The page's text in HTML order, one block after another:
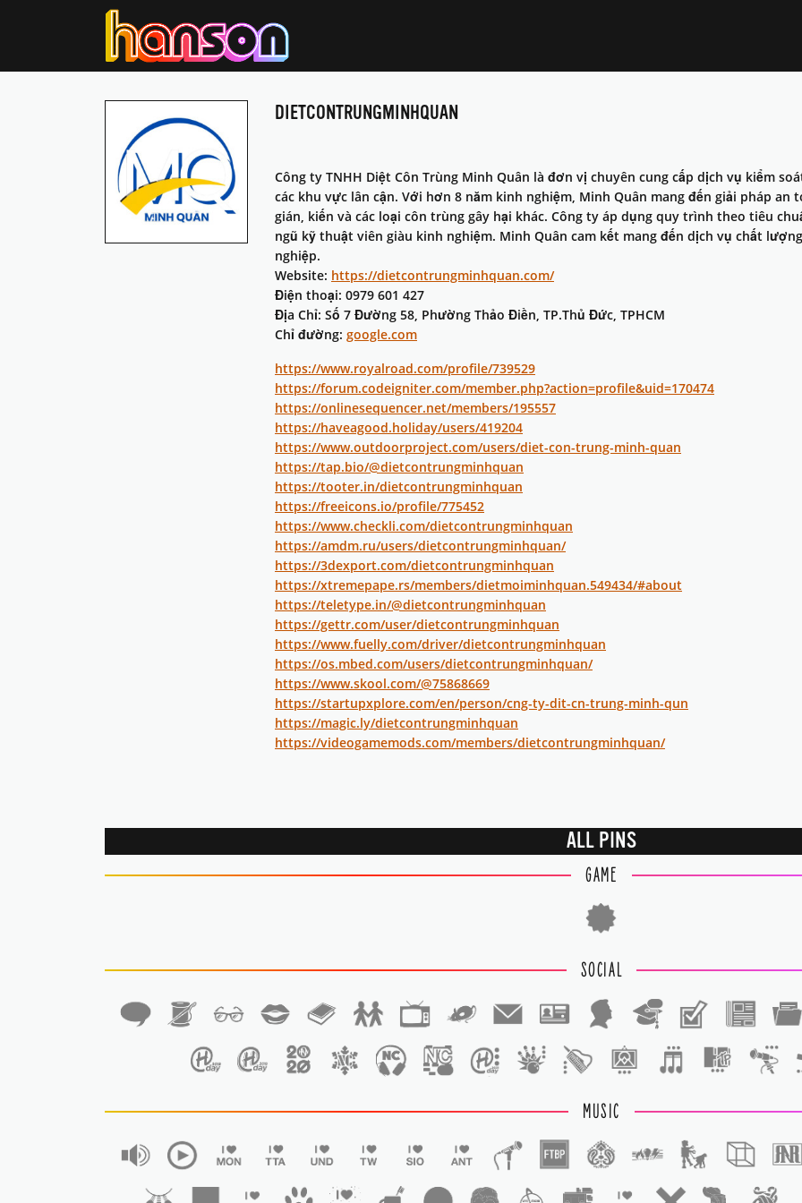
DIETCONTRUNGMINHQUAN
Công ty TNHH Diệt Côn Trùng Minh Quân là đơn vị chuyên cung cấp dịch vụ kiểm
các khu vực lân cận. Với hơn 8 năm kinh nghiệm, Minh Quân mang đến giải pháp
gián, kiến và các loại côn trùng gây hại khác. Công ty áp dụng quy trình theo tiêu
ngũ kỹ thuật viên giàu kinh nghiệm. Minh Quân cam kết mang đến dịch vụ chất
nghiệp.
Website: https://dietcontrungminhquan.com/
Điện thoại: 0979 601 427
Địa Chỉ: Số 7 Đường 58, Phường Thảo Điền, TP.Thủ Đức, TPHCM
Chỉ đường: google.com
https://www.royalroad.com/profile/739529
https://forum.codeigniter.com/member.php?action=profile&uid=170474
https://onlinesequencer.net/members/195557
https://haveagood.holiday/users/419204
https://www.outdoorproject.com/users/diet-con-trung-minh-quan
https://tap.bio/@dietcontrungminhquan
https://tooter.in/dietcontrungminhquan
https://freeicons.io/profile/775452
https://www.checkli.com/dietcontrungminhquan
https://amdm.ru/users/dietcontrungminhquan/
https://3dexport.com/dietcontrungminhquan
https://xtremepape.rs/members/dietmoiminhquan.549434/#about
https://teletype.in/@dietcontrungminhquan
https://gettr.com/user/dietcontrungminhquan
https://www.fuelly.com/driver/dietcontrungminhquan
https://os.mbed.com/users/dietcontrungminhquan/
https://www.skool.com/@75868669
https://startupxplore.com/en/person/cng-ty-dit-cn-trung-minh-qun
https://magic.ly/dietcontrungminhquan
https://videogamemods.com/members/dietcontrungminhquan/
ALL PINS
GAME
SOCIAL
MUSIC